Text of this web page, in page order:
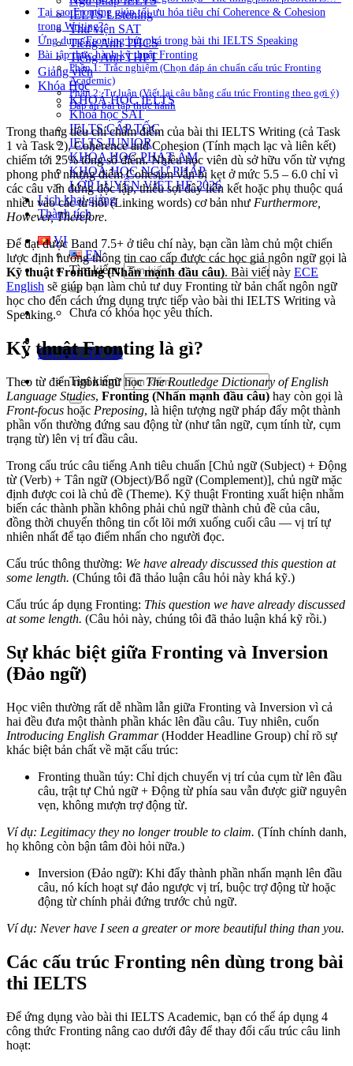
IELTS Listening
Thư viện SAT
Tiếng Anh THCS
Tiếng Anh THPT
Giảng viên
Khóa Học
KHOÁ HỌC IELTS
Khoá học SAT
IELTS CẤP TỐC
IELTS JUNIOR
KHÓA HỌC PHÁT ÂM
KHOÁ HỌC NGỮ PHÁP
LỚP LUYỆN VIẾT HÈ 2026
Lịch khai giảng
Thành tích
VI
EN
Tìm kiếm:
Chưa có khóa học yêu thích.
Đặt lịch / Tư vấn
Tìm kiếm:
Tại sao Fronting giúp tối ưu hóa tiêu chí Coherence & Cohesion
trong Writing?
Ứng dụng Fronting bứt phá trong bài thi IELTS Speaking
Bài tập thực hành kỹ thuật Fronting
Phần 1: Trắc nghiệm (Chọn đáp án chuẩn cấu trúc Fronting
Academic)
Phần 2: Tự luận (Viết lại câu bằng cấu trúc Fronting theo gợi ý)
Đáp án bài tập thực hành
Trong thang tiêu chí chấm điểm của bài thi IELTS Writing (cả Task
1 và Task 2), Coherence and Cohesion (Tính mạch lạc và liên kết)
chiếm tới 25% tổng số điểm. Nhiều học viên dù sở hữu vốn từ vựng
phong phú nhưng điểm Cohesion vẫn bị kẹt ở mức 5.5 – 6.0 chỉ vì
các câu văn đứng độc lập, thiếu sợi dây liên kết hoặc phụ thuộc quá
nhiều vào các từ nối (Linking words) cơ bản như Furthermore,
However, Therefore.
Để đạt được Band 7.5+ ở tiêu chí này, bạn cần làm chủ một chiến
lược định hướng thông tin cao cấp được các học giả ngôn ngữ gọi là
Kỹ thuật Fronting (Nhấn mạnh đầu câu). Bài viết này ECE
English sẽ giúp bạn làm chủ tư duy Fronting từ bản chất ngôn ngữ
học cho đến cách ứng dụng trực tiếp vào bài thi IELTS Writing và
Speaking.
Kỹ thuật Fronting là gì?
Theo từ điển ngôn ngữ họcThe Routledge Dictionary of English
Language Studies, Fronting (Nhấn mạnh đầu câu) hay còn gọi là
Front-focus hoặc Preposing, là hiện tượng ngữ pháp đẩy một thành
phần vốn thường đứng sau động từ (như tân ngữ, cụm tính từ, cụm
trạng từ) lên vị trí đầu câu.
Trong cấu trúc câu tiếng Anh tiêu chuẩn [Chủ ngữ (Subject) + Động
từ (Verb) + Tân ngữ (Object)/Bổ ngữ (Complement)], chủ ngữ mặc
định được coi là chủ đề (Theme). Kỹ thuật Fronting xuất hiện nhằm
biến các thành phần không phải chủ ngữ thành chủ đề của câu,
đồng thời chuyển thông tin cốt lõi mới xuống cuối câu — vị trí tự
nhiên nhất để tạo điểm nhấn cho người đọc.
Cấu trúc thông thường: We have already discussed this question at
some length. (Chúng tôi đã thảo luận câu hỏi này khá kỹ.)
Cấu trúc áp dụng Fronting: This question we have already discussed
at some length. (Câu hỏi này, chúng tôi đã thảo luận khá kỹ rồi.)
Sự khác biệt giữa Fronting và Inversion
(Đảo ngữ)
Học viên thường rất dễ nhầm lẫn giữa Fronting và Inversion vì cả
hai đều đưa một thành phần khác lên đầu câu. Tuy nhiên, cuốn
Introducing English Grammar(Hodder Headline Group) chỉ rõ sự
khác biệt bản chất về mặt cấu trúc:
Fronting thuần túy: Chỉ dịch chuyển vị trí của cụm từ lên đầu
câu, trật tự Chủ ngữ + Động từ phía sau vẫn được giữ nguyên
vẹn, không mượn trợ động từ.
Ví dụ: Legitimacy they no longer trouble to claim. (Tính chính danh,
họ không còn bận tâm đòi hỏi nữa.)
Inversion (Đảo ngữ): Khi đẩy thành phần nhấn mạnh lên đầu
câu, nó kích hoạt sự đảo ngược vị trí, buộc trợ động từ hoặc
động từ chính phải đứng trước chủ ngữ.
Ví dụ: Never have I seen a greater or more beautiful thing than you.
Các cấu trúc Fronting nên dùng trong bài
thi IELTS
Để ứng dụng vào bài thi IELTS Academic, bạn có thể áp dụng 4
công thức Fronting nâng cao dưới đây để thay đổi cấu trúc câu linh
hoạt: